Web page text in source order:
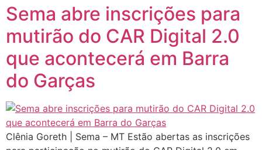
Sema abre inscrições para
mutirão do CAR Digital 2.0
que acontecerá em Barra
do Garças
Clênia Goreth | Sema – MT Estão abertas as inscrições